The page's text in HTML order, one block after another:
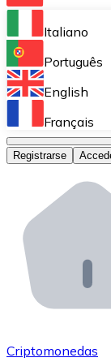
Bitnovo
Integra
Bitnovo
Bitnovo
Bitnovo
Integra un
Bitnovo API
Integra
Únete a
Italiano
Português
English
Français
Registrarse
Criptomonedas